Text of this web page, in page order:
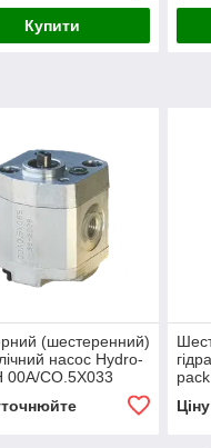
Купити
(шестеренний)
насос Hydro-
00A/CO.5X033